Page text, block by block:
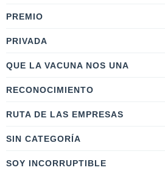
PREMIO
PRIVADA
QUE LA VACUNA NOS UNA
RECONOCIMIENTO
RUTA DE LAS EMPRESAS
SIN CATEGORÍA
SOY INCORRUPTIBLE